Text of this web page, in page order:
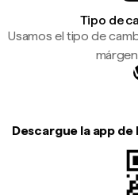
Tipo de
Usamos el tipo de
Descargue la app